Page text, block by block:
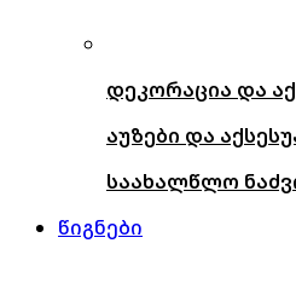
დეკორაცია და
აუზები და
საახალწლო
წიგნები